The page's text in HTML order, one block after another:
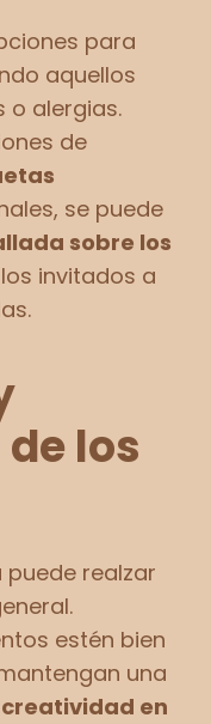
para
aquellos
o alergias.
de
se puede
sobre los
invitados a
los
realzar
estén bien
una
creatividad en